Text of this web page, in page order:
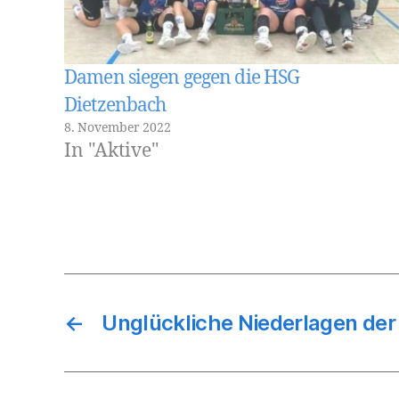
Damen siegen gegen die HSG
Dietzenbach
8. November 2022
In "Aktive"
← Unglückliche Niederlagen